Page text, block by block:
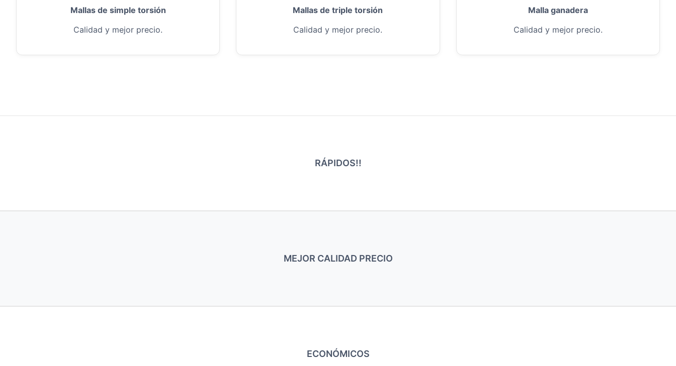
Mallas de simple torsión
Calidad y mejor precio.
Mallas de triple torsión
Calidad y mejor precio.
Malla ganadera
Calidad y mejor precio.
RÁPIDOS!!
MEJOR CALIDAD PRECIO
ECONÓMICOS